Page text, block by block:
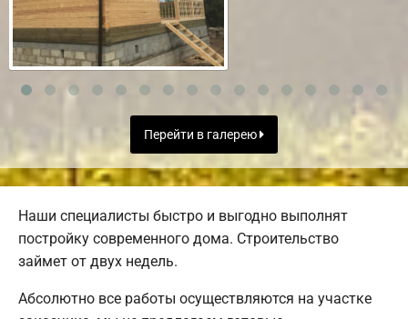
Перейти в галерею
Наши специалисты быстро и выгодно выполнят
постройку современного дома. Строительство
займет от двух недель.
Абсолютно все работы осуществляются на участке